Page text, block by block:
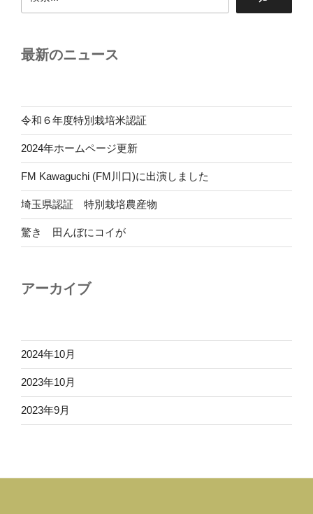
最新のニュース
令和６年度特別栽培米認証
2024年ホームページ更新
FM Kawaguchi (FM川口)に出演しました
埼玉県認証 特別栽培農産物
驚き 田んぼにコイが
アーカイブ
2024年10月
2023年10月
2023年9月